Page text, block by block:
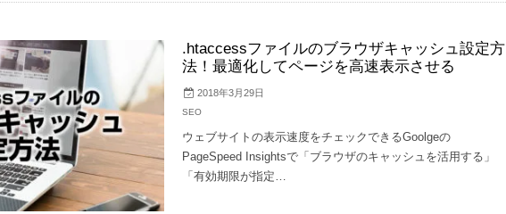
.htaccessファイルのブラウザキャッシュ設定方
法！最適化してページを高速表示させる
2018年3月29日
SEO
ウェブサイトの表示速度をチェックできるGoolgeの
PageSpeed Insightsで「ブラウザのキャッシュを活用する」
「有効期限が指定…